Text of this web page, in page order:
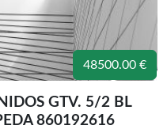
48500.00 €
GTV. 5/2 BL
860192616